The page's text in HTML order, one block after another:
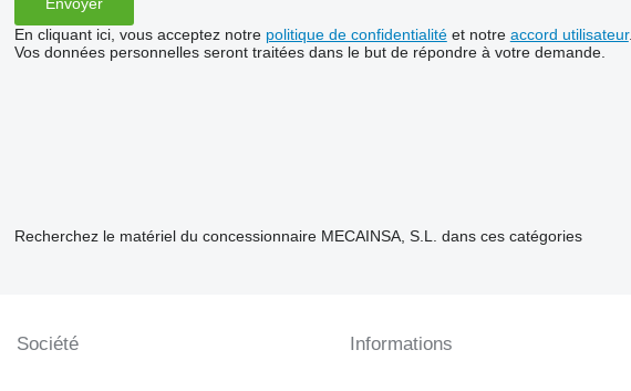
En cliquant ici, vous acceptez notre politique de confidentialitéet notre accord utilisateur.
Vos données personnelles seront traitées dans le but de répondre à votre demande.
Recherchez le matériel du concessionnaire MECAINSA, S.L. dans ces catégories
Société Informations